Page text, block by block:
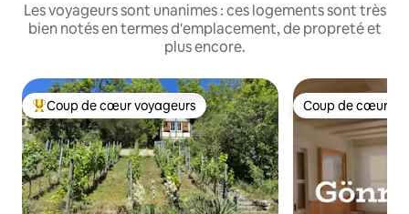
Les voyageurs sont unanimes : ces logements sont très
bien notés en termes d'emplacement, de propreté et
plus encore.
Coups de cœur voyageurs les plus appréciés
Coup de cœur voyageurs Coup de cœur
Coup de cœur